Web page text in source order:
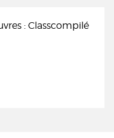
: Classcompilé